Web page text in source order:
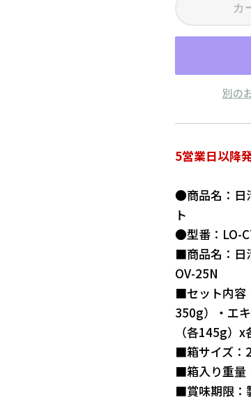
カ
別の
5営業日以降
●商品名：日
ト
●型番：LO-
■商品名：日
OV-25N
■セット内容
350g）・エ
（各145g）x
■箱サイズ：
■箱入り重量
■賞味期限：